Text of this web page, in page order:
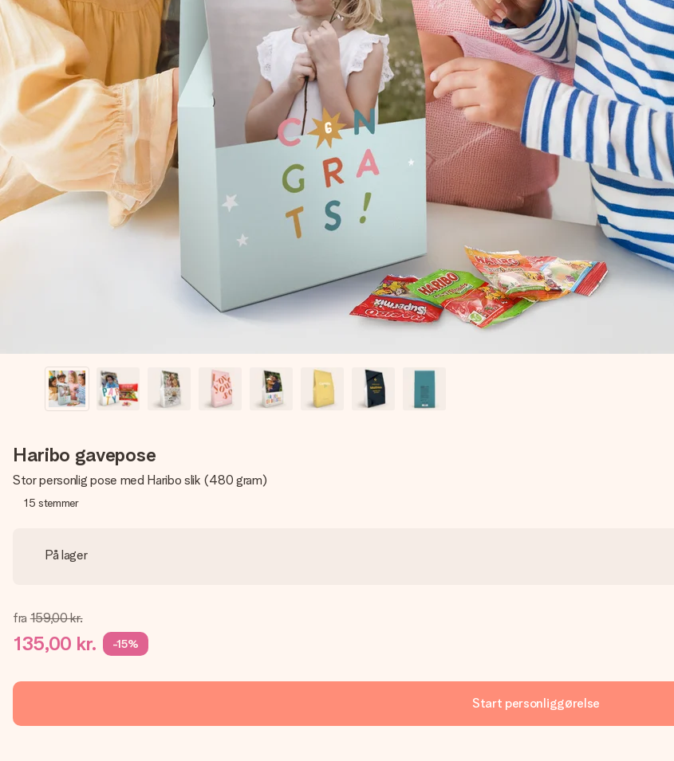
Haribo gavepose
Stor personlig pose med Haribo slik (480 gram)
15 stemmer
På lager
fra 159,00 kr.
135,00 kr. -15%
Start personliggørelse